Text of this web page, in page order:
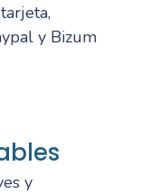
y Bizum
y